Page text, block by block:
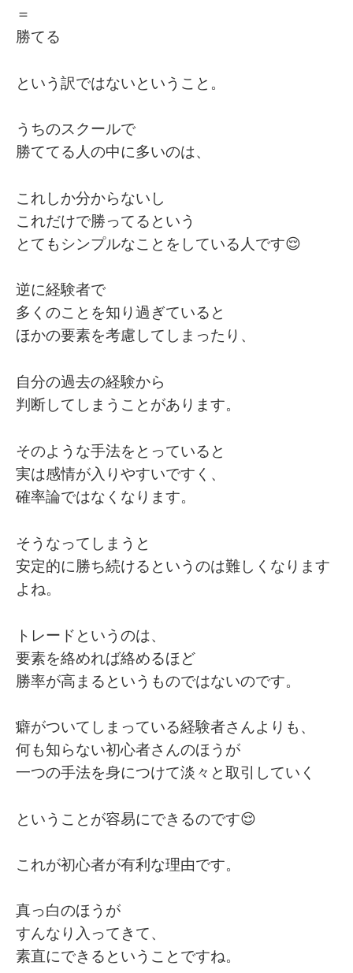
＝
勝てる
という訳ではないということ。
うちのスクールで
勝ててる人の中に多いのは、
これしか分からないし
これだけで勝ってるという
とてもシンプルなことをしている人です😌
逆に経験者で
多くのことを知り過ぎていると
ほかの要素を考慮してしまったり、
自分の過去の経験から
判断してしまうことがあります。
そのような手法をとっていると
実は感情が入りやすいですく、
確率論ではなくなります。
そうなってしまうと
安定的に勝ち続けるというのは難しくなります
よね。
トレードというのは、
要素を絡めれば絡めるほど
勝率が高まるというものではないのです。
癖がついてしまっている経験者さんよりも、
何も知らない初心者さんのほうが
一つの手法を身につけて淡々と取引していく
ということが容易にできるのです😌
これが初心者が有利な理由です。
真っ白のほうが
すんなり入ってきて、
素直にできるということですね。